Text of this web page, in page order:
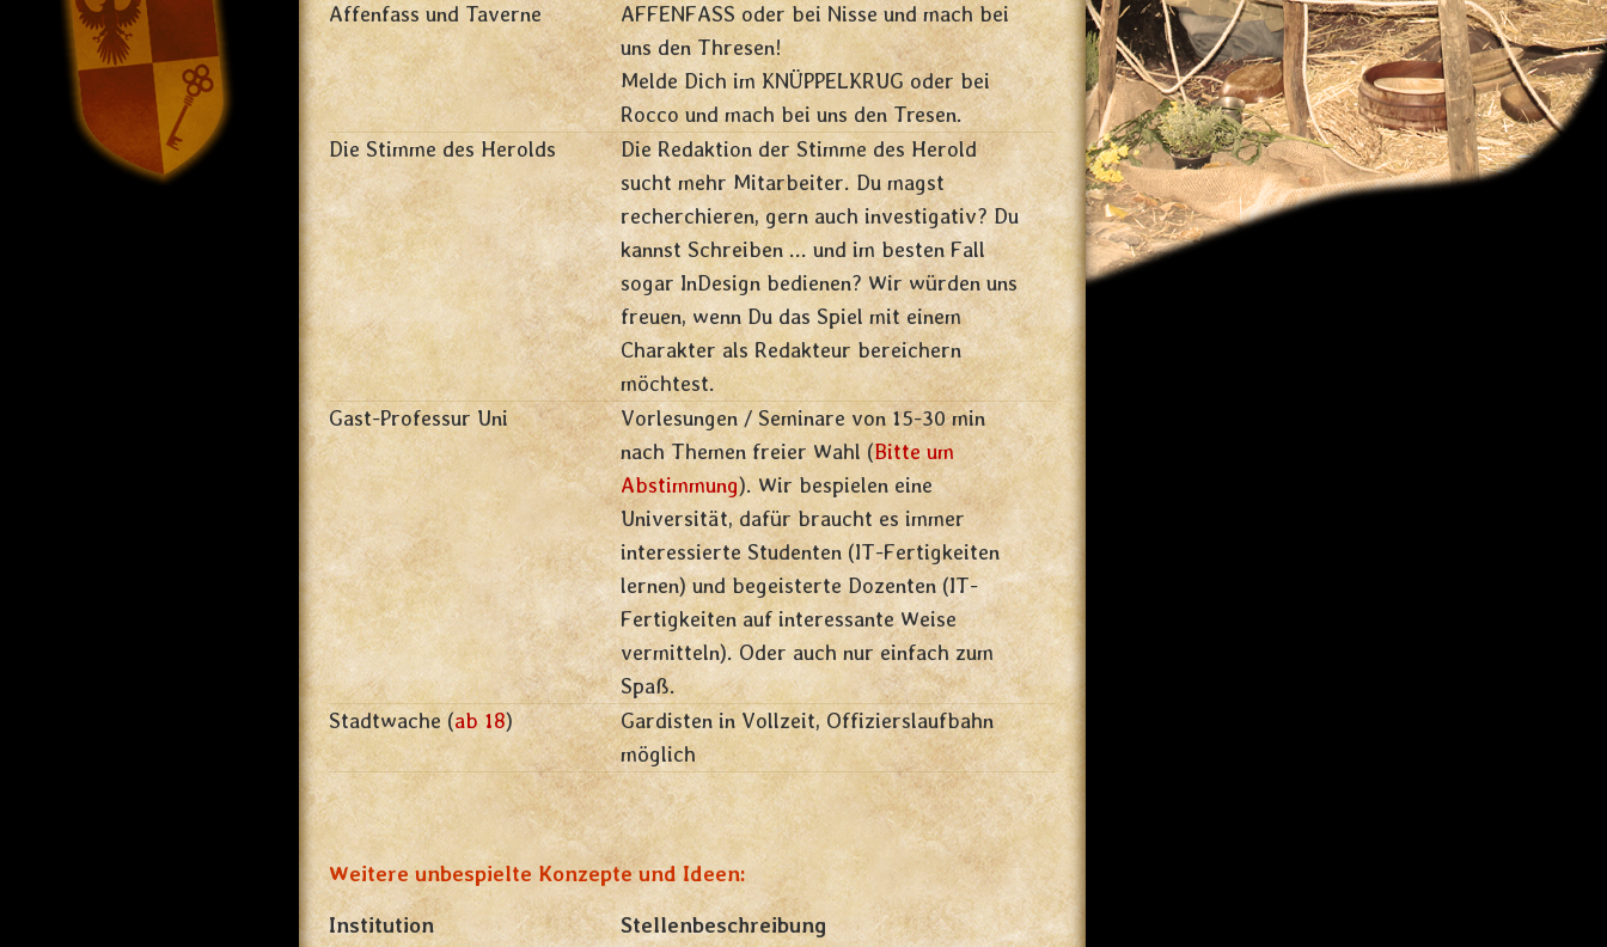
Affenfass und Taverne
AFFENFASS oder bei Nisse und mach bei
uns den Thresen!
Melde Dich im KNÜPPELKRUG oder bei
Rocco und mach bei uns den Tresen.
Die Stimme des Herolds
Die Redaktion der Stimme des Herold
sucht mehr Mitarbeiter. Du magst
recherchieren, gern auch investigativ? Du
kannst Schreiben ... und im besten Fall
sogar InDesign bedienen? Wir würden uns
freuen, wenn Du das Spiel mit einem
Charakter als Redakteur bereichern
möchtest.
Gast-Professur Uni
Vorlesungen / Seminare von 15-30 min
nach Themen freier Wahl (Bitte um
Abstimmung). Wir bespielen eine
Universität, dafür braucht es immer
interessierte Studenten (IT-Fertigkeiten
lernen) und begeisterte Dozenten (IT-
Fertigkeiten auf interessante Weise
vermitteln). Oder auch nur einfach zum
Spaß.
Stadtwache (ab 18)
Gardisten in Vollzeit, Offizierslaufbahn
möglich
Weitere unbespielte Konzepte und Ideen:
Institution
Stellenbeschreibung